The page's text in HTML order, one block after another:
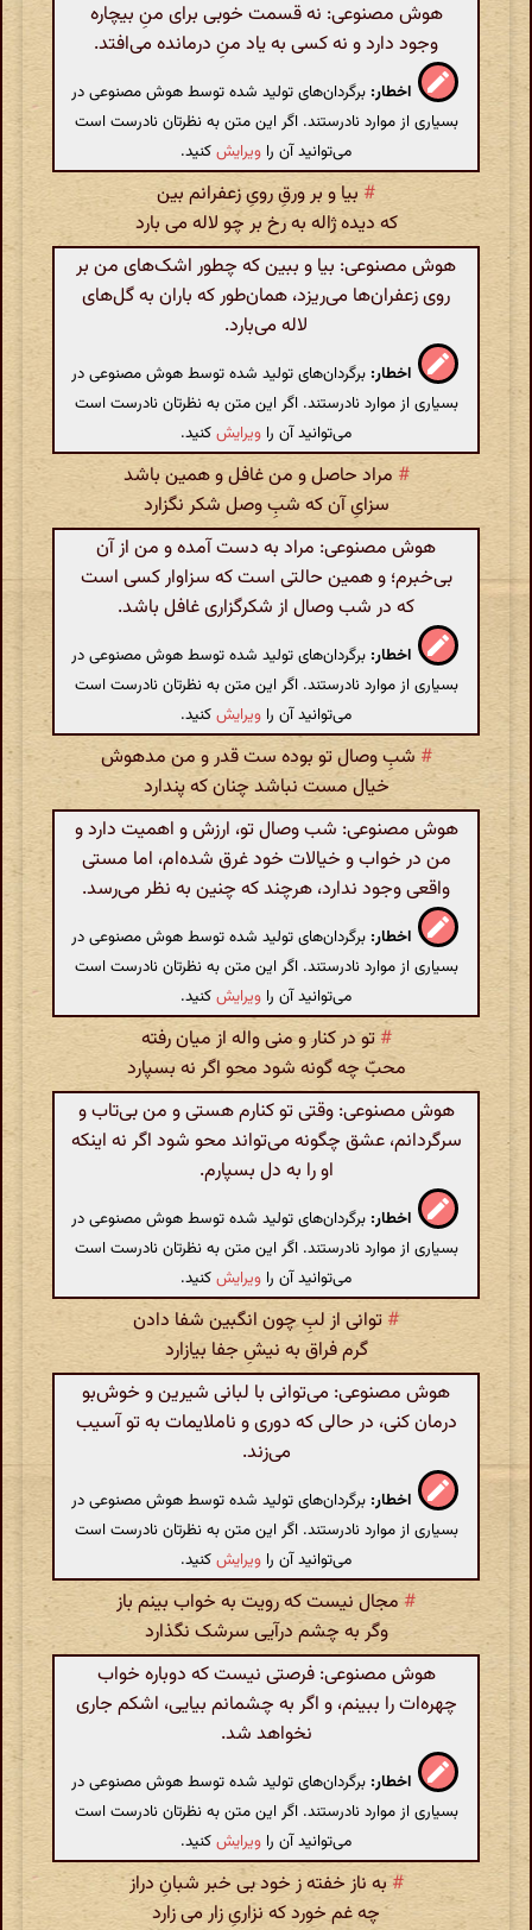
هوش مصنوعی: نه قسمت خوبی برای منِ بیچاره
وجود دارد و نه کسی به یاد منِ درمانده می‌افتد.
اخطار: برگردان‌های تولید شده توسط هوش مصنوعی در
بسیاری از موارد نادرستند. اگر این متن به نظرتان نادرست است
می‌توانید آن را ویرایشکنید.
# بیا و بر ورقِ رویِ زعفرانم بین
که دیده ژاله به رخ بر چو لاله می بارد
هوش مصنوعی: بیا و ببین که چطور اشک‌های من بر
روی زعفران‌ها می‌ریزد، همان‌طور که باران به گل‌های
لاله می‌بارد.
اخطار: برگردان‌های تولید شده توسط هوش مصنوعی در
بسیاری از موارد نادرستند. اگر این متن به نظرتان نادرست است
می‌توانید آن را ویرایشکنید.
# مراد حاصل و من غافل و همین باشد
سزایِ آن که شبِ وصل شکر نگزارد
هوش مصنوعی: مراد به دست آمده و من از آن
بی‌خبرم؛ و همین حالتی است که سزاوار کسی است
که در شب وصال از شکرگزاری غافل باشد.
اخطار: برگردان‌های تولید شده توسط هوش مصنوعی در
بسیاری از موارد نادرستند. اگر این متن به نظرتان نادرست است
می‌توانید آن را ویرایشکنید.
#شبِ وصال تو بوده ست قدر و من مدهوش
خیال مست نباشد چنان که پندارد
هوش مصنوعی: شب وصال تو، ارزش و اهمیت دارد و
من در خواب و خیالات خود غرق شده‌ام، اما مستی
واقعی وجود ندارد، هرچند که چنین به نظر می‌رسد.
اخطار: برگردان‌های تولید شده توسط هوش مصنوعی در
بسیاری از موارد نادرستند. اگر این متن به نظرتان نادرست است
می‌توانید آن را ویرایشکنید.
# تو در کنار و منی واله از میان رفته
محبّ چه گونه شود محو اگر نه بسپارد
هوش مصنوعی: وقتی تو کنارم هستی و من بی‌تاب و
سرگردانم، عشق چگونه می‌تواند محو شود اگر نه اینکه
او را به دل بسپارم.
اخطار: برگردان‌های تولید شده توسط هوش مصنوعی در
بسیاری از موارد نادرستند. اگر این متن به نظرتان نادرست است
می‌توانید آن را ویرایشکنید.
# توانی از لبِ چون انگبین شفا دادن
گرم فراق به نیشِ جفا بیازارد
هوش مصنوعی: می‌توانی با لبانی شیرین و خوش‌بو
درمان کنی، در حالی که دوری و ناملایمات به تو آسیب
می‌زند.
اخطار: برگردان‌های تولید شده توسط هوش مصنوعی در
بسیاری از موارد نادرستند. اگر این متن به نظرتان نادرست است
می‌توانید آن را ویرایشکنید.
# مجال نیست که رویت به خواب بینم باز
وگر به چشم درآیی سرشک نگذارد
هوش مصنوعی: فرصتی نیست که دوباره خواب
چهره‌ات را ببینم، و اگر به چشمانم بیایی، اشکم جاری
نخواهد شد.
اخطار: برگردان‌های تولید شده توسط هوش مصنوعی در
بسیاری از موارد نادرستند. اگر این متن به نظرتان نادرست است
می‌توانید آن را ویرایشکنید.
#به ناز خفته ز خود بی خبر شبانِ دراز
چه غم خورد که نزاریِ زار می زارد